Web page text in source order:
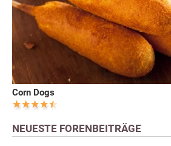
Corn Dogs
NEUESTE FORENBEITRÄGE